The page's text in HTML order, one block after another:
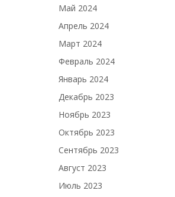
Май 2024
Апрель 2024
Март 2024
Февраль 2024
Январь 2024
Декабрь 2023
Ноябрь 2023
Октябрь 2023
Сентябрь 2023
Август 2023
Июль 2023